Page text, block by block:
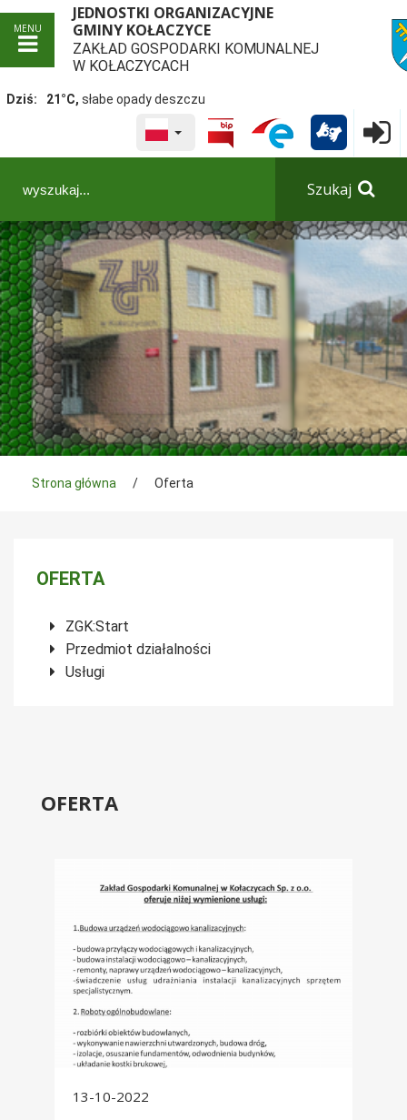
MENU
JEDNOSTKI ORGANIZACYJNE
GMINY KOŁACZYCE
ZAKŁAD GOSPODARKI KOMUNALNEJ
W KOŁACZYCACH
Dziś: 21°C, słabe opady deszczu
WYBRANY JĘZYK POLSKA
Szukaj
Tutaj jesteś
Strona główna / Oferta

Menu boczne
OFERTA
ZGK:Start
Przedmiot działalności
Usługi
OFERTA
13-10-2022